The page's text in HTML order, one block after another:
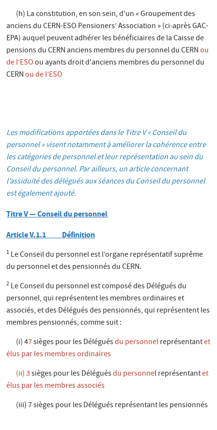
(h) La constitution, en son sein, d'un « Groupement des
anciens du CERN-ESO Pensioners’ Association » (ci-après GAC-
EPA) auquel peuvent adhérer les bénéficiaires de la Caisse de
pensions du CERN anciens membres du personnel du CERNou
de l’ESOou ayants droit d'anciens membres du personnel du
CERNou de l’ESO
Les modifications apportées dans le Titre V « Conseil du
personnel » visent notamment à améliorer la cohérence entre
les catégories de personnel et leur représentation au sein du
Conseil du personnel. Par ailleurs, un article concernant
l’assiduité des délégués aux séances du Conseil du personnel
est également ajouté.
Titre V — Conseil du personnel
Article V.1.1 Définition
1 Le Conseil du personnel est l’organe représentatif suprême
du personnel et des pensionnés du CERN.
2 Le Conseil du personnel est composé des Délégués du
personnel, qui représentent les membres ordinaires et
associés, et des Délégués des pensionnés, qui représentent les
membres pensionnés, comme suit :
(i) 47sièges pour les Déléguésdu personnelreprésentantet
élus par les membres ordinaires
(ii)3sièges pour les Déléguésdu personnel représentantet
élus par les membres associés
(iii) 7 sièges pour les Délégués représentant les pensionnés